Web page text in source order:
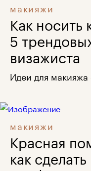
макияжи
Как носить
5
визажиста
Идеи для
макияжи
Красная
как